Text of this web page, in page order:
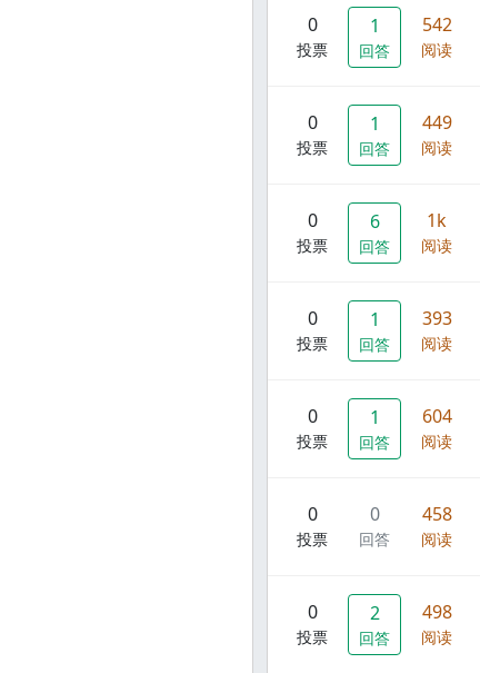
0
投票
1
回答
542
阅读
0
投票
1
回答
449
阅读
0
投票
6
回答
1k
阅读
0
投票
1
回答
393
阅读
0
投票
1
回答
604
阅读
0
投票
0
回答
458
阅读
0
投票
2
回答
498
阅读